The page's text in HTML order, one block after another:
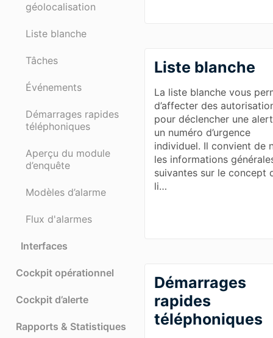
géolocalisation
Liste blanche
Tâches
Événements
Démarrages rapides
téléphoniques
Aperçu du module
d’enquête
Modèles d’alarme
Flux d'alarmes
Interfaces
Cockpit opérationnel
Cockpit d’alerte
Rapports & Statistiques
Liste blanche
La liste blanche vous
d’affecter des
pour déclencher une
un numéro d’urgence
individuel. Il convient de
les informations
suivantes sur le concept
li…
Démarrages
rapides
téléphoniques